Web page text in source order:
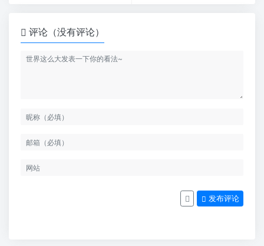
评论（没有评论）
发布评论